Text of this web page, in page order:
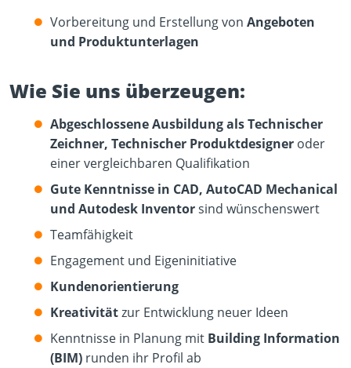
Vorbereitung und Erstellung von Angeboten
und Produktunterlagen
Wie Sie uns überzeugen:
Abgeschlossene Ausbildung als Technischer
Zeichner, Technischer Produktdesigner oder
einer vergleichbaren Qualifikation
Gute Kenntnisse in CAD, AutoCAD Mechanical
und Autodesk Inventorsind wünschenswert
Teamfähigkeit
Engagement und Eigeninitiative
Kundenorientierung
Kreativitätzur Entwicklung neuer Ideen
Kenntnisse in Planung mit Building Information
(BIM) runden ihr Profil ab